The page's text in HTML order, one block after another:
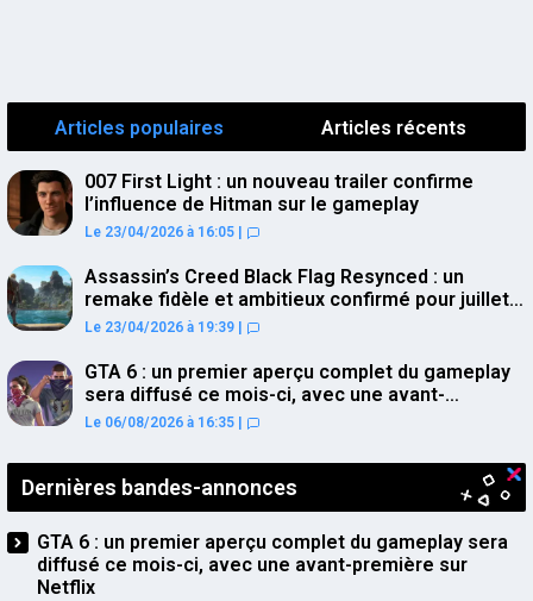
Articles populaires Articles récents
007 First Light : un nouveau trailer confirme
l’influence de Hitman sur le gameplay
Le 23/04/2026 à 16:05
Assassin’s Creed Black Flag Resynced : un
remake fidèle et ambitieux confirmé pour juillet
sur PS5
Le 23/04/2026 à 19:39
GTA 6 : un premier aperçu complet du gameplay
sera diffusé ce mois-ci, avec une avant-
première sur Netflix
Le 06/08/2026 à 16:35
Dernières bandes-annonces
GTA 6 : un premier aperçu complet du gameplay sera
diffusé ce mois-ci, avec une avant-première sur
Netflix